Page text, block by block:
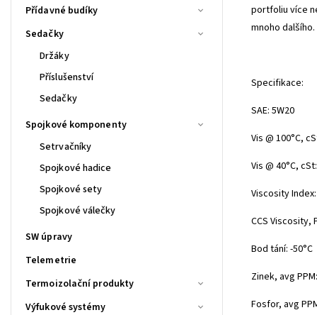
Přídavné budíky
Sedačky
Držáky
Příslušenství
Sedačky
Spojkové komponenty
Setrvačníky
Spojkové hadice
Spojkové sety
Spojkové válečky
SW úpravy
Telemetrie
Termoizolační produkty
Výfukové systémy
portfoliu více
mnoho dalšího.
Specifikace:
SAE: 5W20
Vis @ 100°C,
Vis @ 40°C,
Viscosity
CCS Viscosity,
Bod tání: -50°C
Zinek, avg
Fosfor, avg